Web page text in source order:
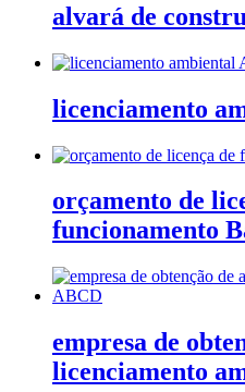
alvará de
licenciamento
orçamento de
funcionamento
empresa de
licenciamento